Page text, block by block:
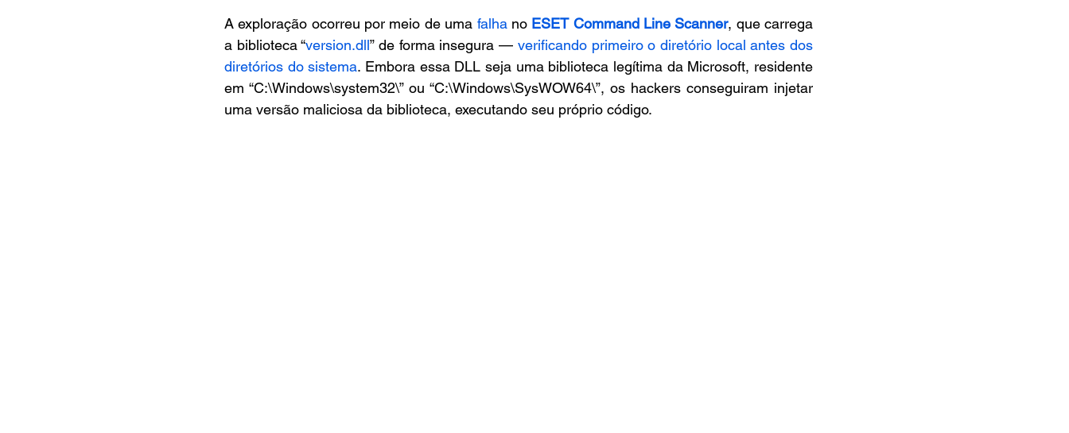
A exploração ocorreu por meio de uma falha no ESET Command Line Scanner, que carrega
a biblioteca “version.dll” de forma insegura — verificando primeiro o diretório local antes dos
diretórios do sistema. Embora essa DLL seja uma biblioteca legítima da Microsoft, residente
em “C:\Windows\system32\” ou “C:\Windows\SysWOW64\”, os hackers conseguiram injetar
uma versão maliciosa da biblioteca, executando seu próprio código.